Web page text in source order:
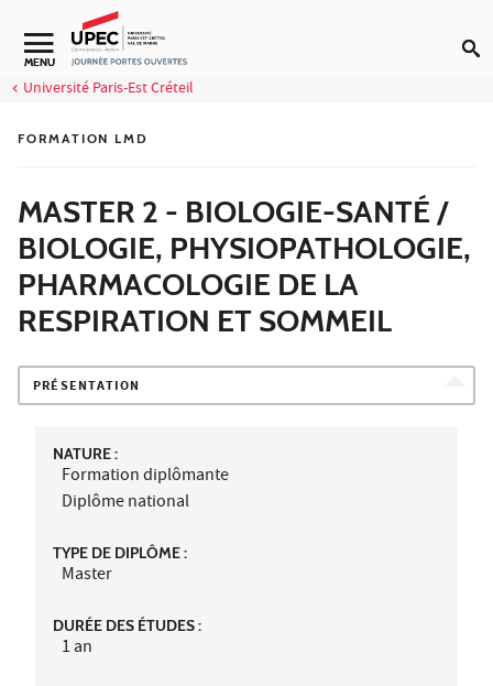
Aller au contenu
MENU
Université Paris-Est Créteil
FORMATION LMD
MASTER 2 - BIOLOGIE-SANTÉ /
BIOLOGIE, PHYSIOPATHOLOGIE,
PHARMACOLOGIE DE LA
RESPIRATION ET SOMMEIL
PRÉSENTATION
NATURE :
Formation diplômante
Diplôme national
TYPE DE DIPLÔME :
Master
DURÉE DES ÉTUDES :
1 an